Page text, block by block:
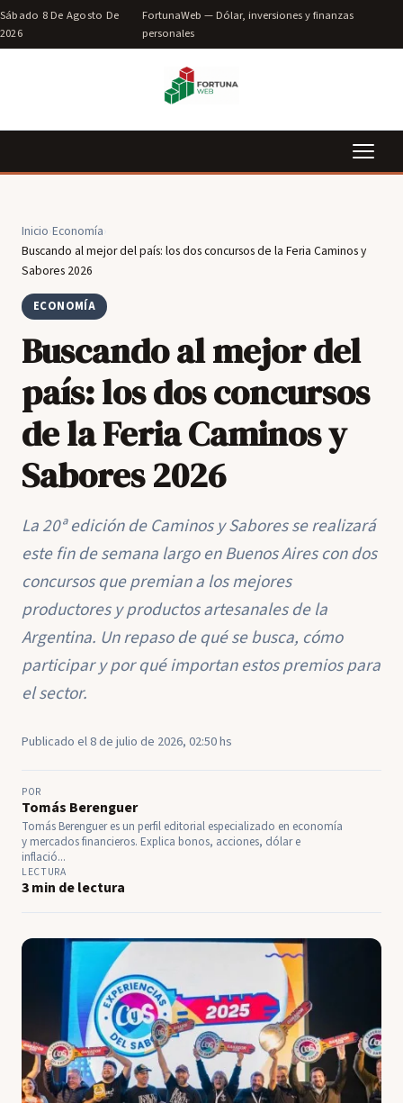
Sábado 8 De Agosto De
2026
FortunaWeb — Dólar, inversiones y finanzas
personales
Inicio Economía
Buscando al mejor del país: los dos concursos de la Feria Caminos y
Sabores 2026
ECONOMÍA
Buscando al mejor del
país: los dos concursos
de la Feria Caminos y
Sabores 2026
La 20ª edición de Caminos y Sabores se realizará
este fin de semana largo en Buenos Aires con dos
concursos que premian a los mejores
productores y productos artesanales de la
Argentina. Un repaso de qué se busca, cómo
participar y por qué importan estos premios para
el sector.
Publicado el 8 de julio de 2026, 02:50 hs
POR
Tomás Berenguer
Tomás Berenguer es un perfil editorial especializado en economía
y mercados financieros. Explica bonos, acciones, dólar e
inflació...
LECTURA
3 min de lectura